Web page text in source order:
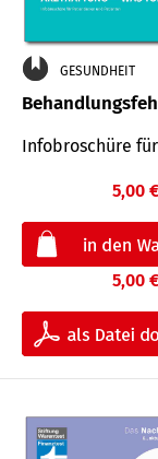
GESUNDHEIT
Infobroschüre
5,00 €
5,00 €